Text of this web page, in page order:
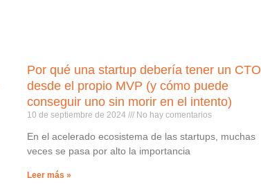
Por qué una startup debería tener un CTO
desde el propio MVP (y cómo puede
conseguir uno sin morir en el intento)
10 de septiembre de 2024 No hay comentarios
En el acelerado ecosistema de las startups, muchas
veces se pasa por alto la importancia
Leer más »